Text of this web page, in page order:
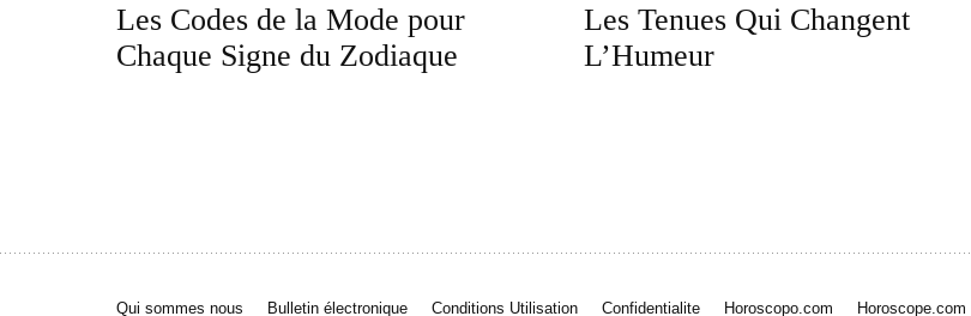
Les Codes de la Mode pour
Chaque Signe du Zodiaque
Les Tenues Qui Changent
L’Humeur
Qui sommes nous Bulletin électronique Conditions Utilisation Confidentialite Horoscopo.com Horoscope.com